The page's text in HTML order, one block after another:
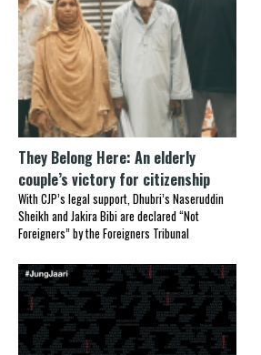
They Belong Here: An elderly
couple’s victory for citizenship
With CJP’s legal support, Dhubri’s Naseruddin
Sheikh and Jakira Bibi are declared “Not
Foreigners” by the Foreigners Tribunal
Previous Next